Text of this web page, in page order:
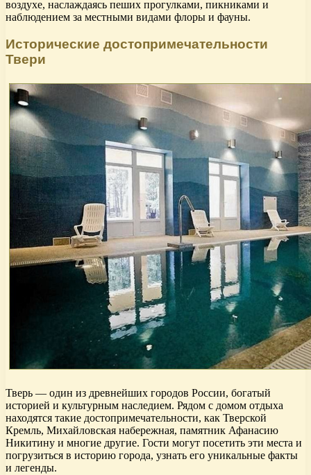
воздухе, наслаждаясь пеших прогулками, пикниками и
наблюдением за местными видами флоры и фауны.
Исторические достопримечательности
Твери
Тверь — один из древнейших городов России, богатый
историей и культурным наследием. Рядом с домом отдыха
находятся такие достопримечательности, как Тверской
Кремль, Михайловская набережная, памятник Афанасию
Никитину и многие другие. Гости могут посетить эти места и
погрузиться в историю города, узнать его уникальные факты
и легенды.